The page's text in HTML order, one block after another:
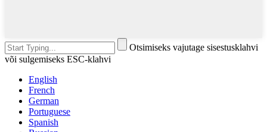
Otsimiseks vajutage sisestusklahvi
või sulgemiseks ESC-klahvi
English
French
German
Portuguese
Spanish